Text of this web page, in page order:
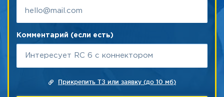
Комментарий (если есть)
Прикрепить ТЗ или заявку (до 10 мб)